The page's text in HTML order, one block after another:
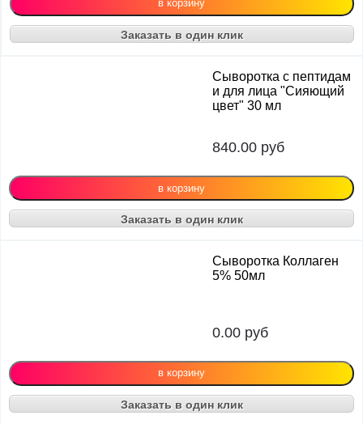
Заказать в один клик
Сыворотка с пептидам
и для лица "Сияющий
цвет" 30 мл
840.00 руб
Заказать в один клик
Сыворотка Коллаген
5% 50мл
0.00 руб
Заказать в один клик